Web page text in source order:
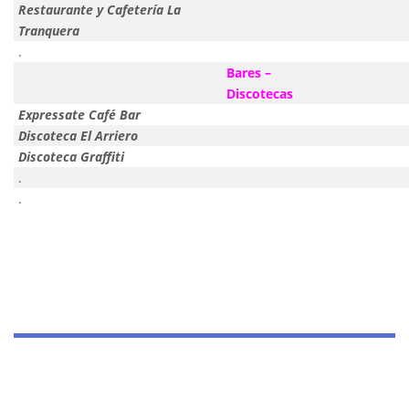
Restaurante y Cafetería La
Tranquera
.
Bares –
Discotecas
Expressate Café Bar
Discoteca El Arriero
Discoteca Graffiti
.
.